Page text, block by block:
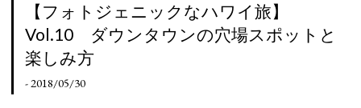
【フォトジェニックなハワイ旅】
Vol.10 ダウンタウンの穴場スポットと
楽しみ方
- 2018/05/30